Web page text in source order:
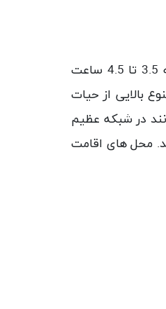
پارک ملی کروگر یکی از معروف ترین پارک های سافاری دنیاست. یکی از قدیمی ترین پارک های محافظت شده در آفریقای جنوبی، در فاصله 3.5 تا 4.5 ساعت
و فیل و همچنین تنوع بالایی از حیات
در شبکه عظیم
محل های اقامت